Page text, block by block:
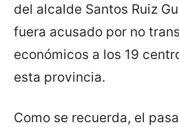
del alcalde Santos Ruiz
fuera acusado por no
económicos a los 19
esta provincia.
Como se recuerda, el